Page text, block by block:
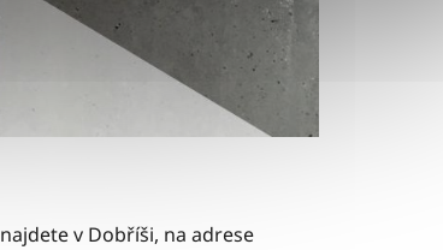
najdete v Dobříši, na adrese